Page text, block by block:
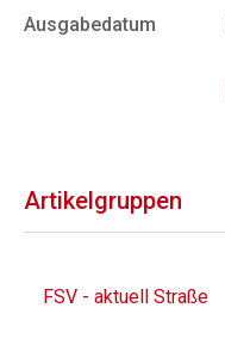
Ausgabedatum
Artikelgruppen
FSV - aktuell Straße